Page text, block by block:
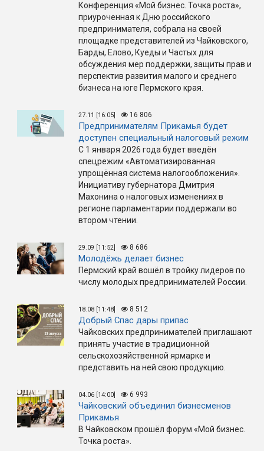
Конференция «Мой бизнес. Точка роста»,
приуроченная к Дню российского
предпринимателя, собрала на своей
площадке представителей из Чайковского,
Барды, Елово, Куеды и Частых для
обсуждения мер поддержки, защиты прав и
перспектив развития малого и среднего
бизнеса на юге Пермского края.
27.11 [16:05] 16 806
Предпринимателям Прикамья будет
доступен специальный налоговый режим
С 1 января 2026 года будет введён
спецрежим «Автоматизированная
упрощённая система налогообложения».
Инициативу губернатора Дмитрия
Махонина о налоговых изменениях в
регионе парламентарии поддержали во
втором чтении.
29.09 [11:52] 8 686
Молодёжь делает бизнес
Пермский край вошёл в тройку лидеров по
числу молодых предпринимателей России.
18.08 [11:48] 8 512
Добрый Спас дары припас
Чайковских предпринимателей приглашают
принять участие в традиционной
сельскохозяйственной ярмарке и
представить на ней свою продукцию.
04.06 [14:00] 6 993
Чайковский объединил бизнесменов
Прикамья
В Чайковском прошёл форум «Мой бизнес.
Точка роста».